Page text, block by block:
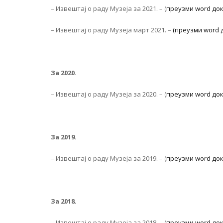
– Извештај о раду Музеја за 2021. – (преузми word
– Извештај о раду Музеја март 2021. – (преузми word
За 2020.
– Извештај о раду Музеја за 2020. – (преузми word
За 2019.
– Извештај о раду Музеја за 2019. – (преузми word
За 2018.